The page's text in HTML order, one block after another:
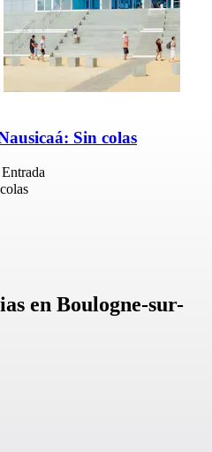
Sin colas
en Boulogne-sur-